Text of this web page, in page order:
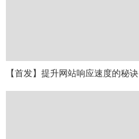
【首发】提升网站响应速度的秘诀